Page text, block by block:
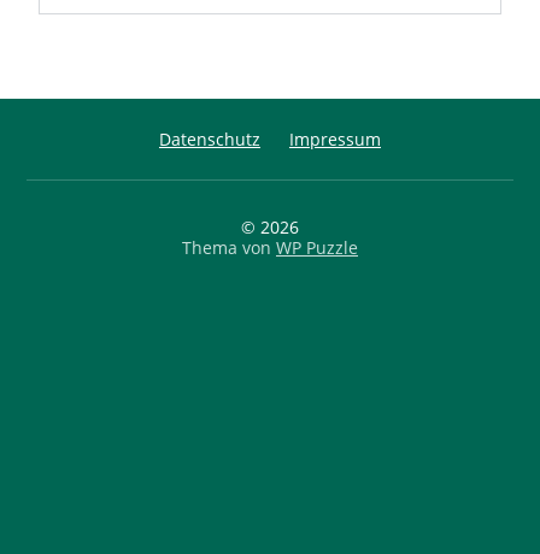
Datenschutz Impressum
© 2026
Thema von WP Puzzle